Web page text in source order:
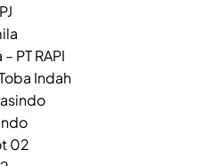
PT RAPI
Indah
02